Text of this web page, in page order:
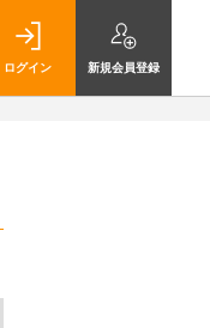
ログイン 新規会員登録